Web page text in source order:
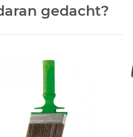
gedacht?